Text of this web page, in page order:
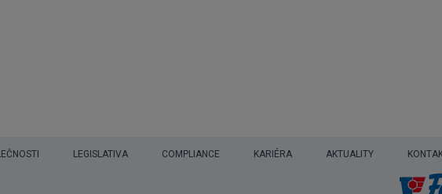
LEGISLATIVA COMPLIANCE KARIÉRA AKTUALITY